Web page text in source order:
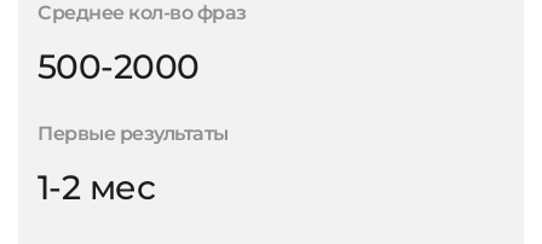
Среднее кол-во фраз
500-2000
Первые результаты
1-2 мес